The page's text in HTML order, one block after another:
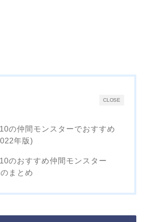
CLOSE
の仲間モンスターでおすすめ
年版)
のおすすめ仲間モンスター
まとめ